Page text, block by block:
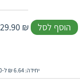
29.90 ₪ הוסף לסל
יחידה: 6.64 ₪ ל-100 מ"ל